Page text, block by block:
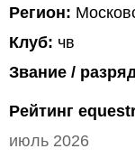
Регион:
Клуб: чв
Звание /
Рейтинг
июль 2026